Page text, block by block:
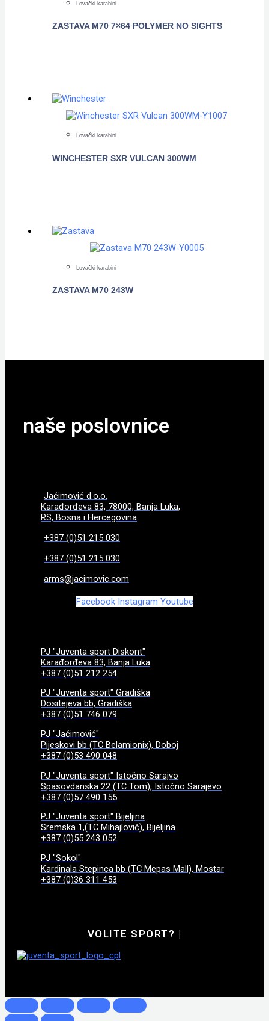
Lovački karabini
ZASTAVA M70 7×64 POLYMER NO SIGHTS
Lovački karabini
WINCHESTER SXR VULCAN 300WM
Lovački karabini
ZASTAVA M70 243W
naše poslovnice
Jaćimović d.o.o.
Karađorđeva 83, 78000, Banja Luka,
RS, Bosna i Hercegovina
+387 (0)51 215 030
+387 (0)51 215 030
arms@jacimovic.com
Facebook Instagram Youtube
PJ "Juventa sport Diskont"
Karađorđeva 83, Banja Luka
+387 (0)51 212 254
PJ "Juventa sport" Gradiška
Dositejeva bb, Gradiška
+387 (0)51 746 079
PJ "Jaćimović"
Pijeskovi bb (TC Belamionix), Doboj
+387 (0)53 490 048
PJ "Juventa sport" Istočno Sarajvo
Spasovdanska 22 (TC Tom), Istočno Sarajevo
+387 (0)57 490 155
PJ "Juventa sport" Bijeljina
Sremska 1,(TC Mihajlović), Bijeljina
+387 (0)55 243 052
PJ "Sokol"
Kardinala Stepinca bb (TC Mepas Mall), Mostar
+387 (0)36 311 453
VOLITE SPORT? |